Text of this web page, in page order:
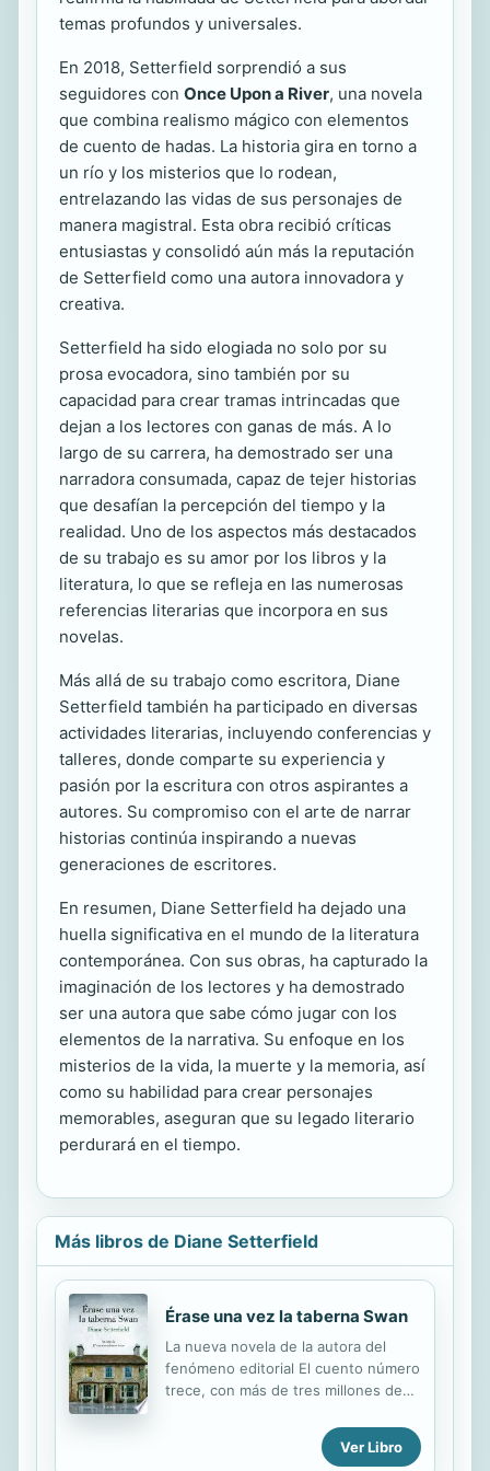
temas profundos y universales.
En 2018, Setterfield sorprendió a sus
seguidores con Once Upon a River, una novela
que combina realismo mágico con elementos
de cuento de hadas. La historia gira en torno a
un río y los misterios que lo rodean,
entrelazando las vidas de sus personajes de
manera magistral. Esta obra recibió críticas
entusiastas y consolidó aún más la reputación
de Setterfield como una autora innovadora y
creativa.
Setterfield ha sido elogiada no solo por su
prosa evocadora, sino también por su
capacidad para crear tramas intrincadas que
dejan a los lectores con ganas de más. A lo
largo de su carrera, ha demostrado ser una
narradora consumada, capaz de tejer historias
que desafían la percepción del tiempo y la
realidad. Uno de los aspectos más destacados
de su trabajo es su amor por los libros y la
literatura, lo que se refleja en las numerosas
referencias literarias que incorpora en sus
novelas.
Más allá de su trabajo como escritora, Diane
Setterfield también ha participado en diversas
actividades literarias, incluyendo conferencias y
talleres, donde comparte su experiencia y
pasión por la escritura con otros aspirantes a
autores. Su compromiso con el arte de narrar
historias continúa inspirando a nuevas
generaciones de escritores.
En resumen, Diane Setterfield ha dejado una
huella significativa en el mundo de la literatura
contemporánea. Con sus obras, ha capturado la
imaginación de los lectores y ha demostrado
ser una autora que sabe cómo jugar con los
elementos de la narrativa. Su enfoque en los
misterios de la vida, la muerte y la memoria, así
como su habilidad para crear personajes
memorables, aseguran que su legado literario
perdurará en el tiempo.
Más libros de Diane Setterfield
Érase una vez la taberna Swan
La nueva novela de la autora del
fenómeno editorial El cuento número
trece, con más de tres millones de
ganadora del premio Gold Crown
2019 de la Historial Writers
Ver Libro